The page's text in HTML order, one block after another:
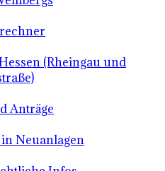
(Rheingau und
Anträge
Neuanlagen